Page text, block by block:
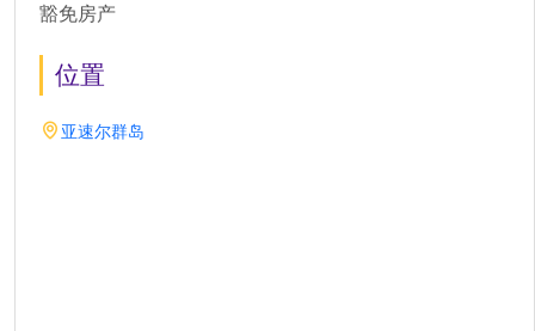
豁免房产
位置
亚速尔群岛